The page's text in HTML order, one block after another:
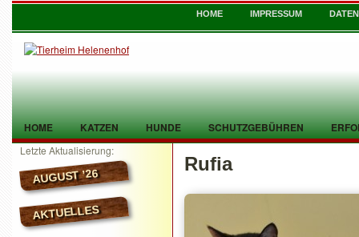
HOME IMPRESSUM
HOME KATZEN HUNDE SCHUTZGEBÜHREN
TIER GEFUNDEN KONTAKT
Letzte Aktualisierung:
AUGUST ’26
AKTUELLES
Rufia